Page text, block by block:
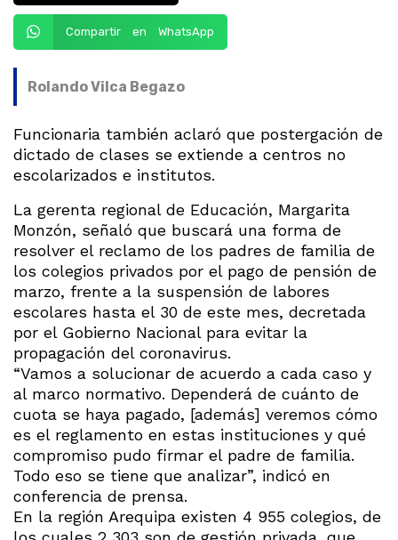
Compartir en WhatsApp
Rolando Vilca Begazo
Funcionaria también aclaró que postergación de
dictado de clases se extiende a centros no
escolarizados e institutos.
La gerenta regional de Educación, Margarita
Monzón, señaló que buscará una forma de
resolver el reclamo de los padres de familia de
los colegios privados por el pago de pensión de
marzo, frente a la suspensión de labores
escolares hasta el 30 de este mes, decretada
por el Gobierno Nacional para evitar la
propagación del coronavirus.
“Vamos a solucionar de acuerdo a cada caso y
al marco normativo. Dependerá de cuánto de
cuota se haya pagado, [además] veremos cómo
es el reglamento en estas instituciones y qué
compromiso pudo firmar el padre de familia.
Todo eso se tiene que analizar”, indicó en
conferencia de prensa.
En la región Arequipa existen 4 955 colegios, de